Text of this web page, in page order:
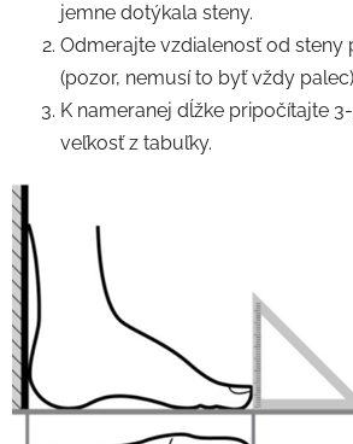
jemne dotýkala steny.
Odmerajte vzdialenosť od steny
(pozor, nemusí to byť vždy
K nameranej dĺžke pripočítajte
veľkosť z tabuľky.